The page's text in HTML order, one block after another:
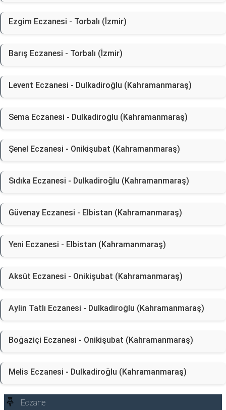
Ezgim Eczanesi - Torbalı (İzmir)
Barış Eczanesi - Torbalı (İzmir)
Levent Eczanesi - Dulkadiroğlu (Kahramanmaraş)
Sema Eczanesi - Dulkadiroğlu (Kahramanmaraş)
Şenel Eczanesi - Onikişubat (Kahramanmaraş)
Sıdıka Eczanesi - Dulkadiroğlu (Kahramanmaraş)
Güvenay Eczanesi - Elbistan (Kahramanmaraş)
Yeni Eczanesi - Elbistan (Kahramanmaraş)
Aksüt Eczanesi - Onikişubat (Kahramanmaraş)
Aylin Tatlı Eczanesi - Dulkadiroğlu (Kahramanmaraş)
Boğaziçi Eczanesi - Onikişubat (Kahramanmaraş)
Melis Eczanesi - Dulkadiroğlu (Kahramanmaraş)
Eczane